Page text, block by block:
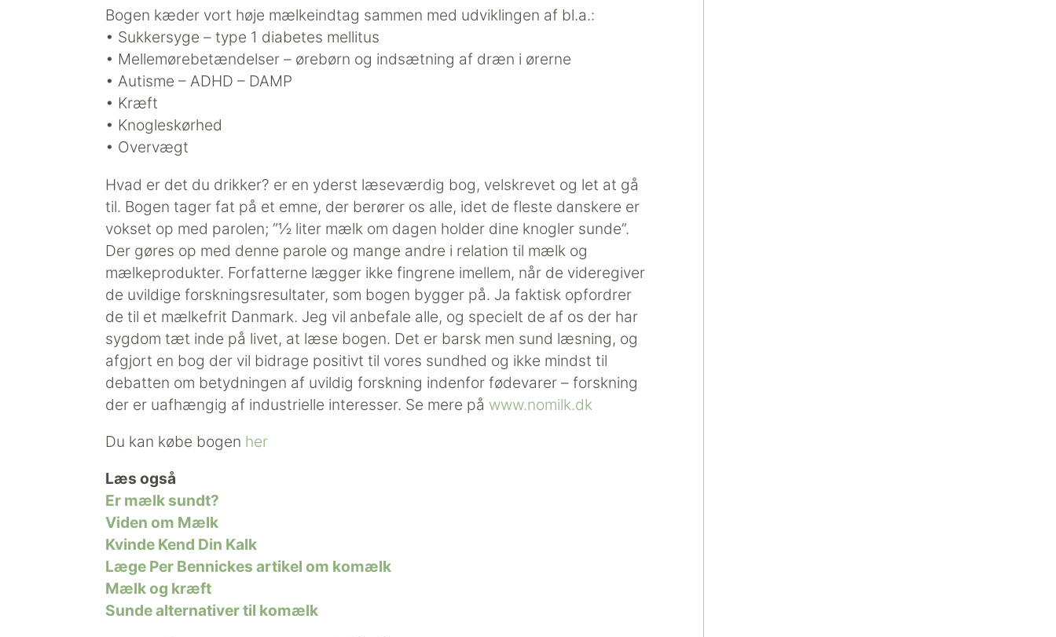
Bogen kæder vort høje mælkeindtag sammen med udviklingen af bl.a.:
• Sukkersyge – type 1 diabetes mellitus
• Mellemørebetændelser – ørebørn og indsætning af dræn i ørerne
• Autisme – ADHD – DAMP
• Kræft
• Knogleskørhed
• Overvægt
Hvad er det du drikker? er en yderst læseværdig bog, velskrevet og let at gå
til. Bogen tager fat på et emne, der berører os alle, idet de fleste danskere er
vokset op med parolen; ”½ liter mælk om dagen holder dine knogler sunde”.
Der gøres op med denne parole og mange andre i relation til mælk og
mælkeprodukter. Forfatterne lægger ikke fingrene imellem, når de videregiver
de uvildige forskningsresultater, som bogen bygger på. Ja faktisk opfordrer
de til et mælkefrit Danmark. Jeg vil anbefale alle, og specielt de af os der har
sygdom tæt inde på livet, at læse bogen. Det er barsk men sund læsning, og
afgjort en bog der vil bidrage positivt til vores sundhed og ikke mindst til
debatten om betydningen af uvildig forskning indenfor fødevarer – forskning
der er uafhængig af industrielle interesser. Se mere på www.nomilk.dk
Du kan købe bogen her
Læs også
Er mælk sundt?
Viden om Mælk
Kvinde Kend Din Kalk
Læge Per Bennickes artikel om komælk
Mælk og kræft
Sunde alternativer til komælk